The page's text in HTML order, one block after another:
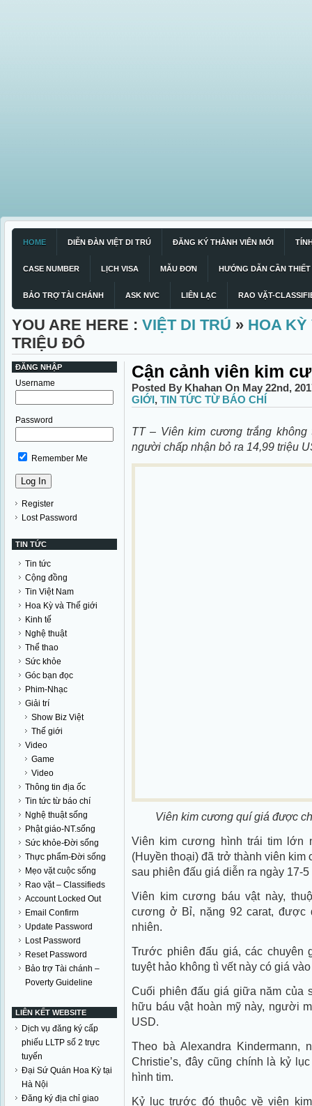
HOME DIỄN ĐÀN VIỆT DI TRÚ ĐĂNG KÝ THÀNH VIÊN MỚI
CASE NUMBER LỊCH VISA MẪU ĐƠN HƯỚNG DẪN CẦN THIẾT
BẢO TRỢ TÀI CHÁNH ASK NVC LIÊN LẠC RAO VẶT-
YOU ARE HERE : VIỆT DI TRÚ » HOA KỲ
TRIỆU ĐÔ
ĐĂNG NHẬP
Username
Password
Remember Me
Register
Lost Password
TIN TỨC
Tin tức
Cộng đồng
Tin Việt Nam
Hoa Kỳ và Thế giới
Kinh tế
Nghệ thuật
Thể thao
Sức khỏe
Góc bạn đọc
Phim-Nhạc
Giải trí
Show Biz Việt
Thế giới
Video
Game
Video
Thông tin địa ốc
Tin tức từ báo chí
Nghệ thuật sống
Phật giáo-NT.sống
Sức khỏe-Đời sống
Thực phẩm-Đời sống
Mẹo vặt cuộc sống
Rao vặt – Classifieds
Account Locked Out
Email Confirm
Update Password
Lost Password
Reset Password
Bảo trợ Tài chánh –
Poverty Guideline
LIÊN KẾT WEBSITE
Dịch vụ đăng ký cấp
phiếu LLTP số 2 trực
tuyến
Đại Sứ Quán Hoa Kỳ tại
Hà Nội
Đăng ký địa chỉ giao
Cận cảnh viên kim
Posted By Khahan On May 22nd,
GIỚI, TIN TỨC TỪ BÁO CHÍ
TT – Viên kim cương trắng
người chấp nhận bỏ ra 14,99 triệu
Viên kim cương quí giá được
Viên kim cương hình trái tim lớn
(Huyền thoại) đã trở thành viên
sau phiên đấu giá diễn ra ngày 17-
Viên kim cương báu vật này,
cương ở Bỉ, nặng 92 carat, được
nhiên.
Trước phiên đấu giá, các
tuyệt hảo không tì vết này có giá
Cuối phiên đấu giá giữa năm của
hữu báu vật hoàn mỹ này, người
USD.
Theo bà Alexandra
Christie’s, đây cũng chính là kỷ
hình tim.
Kỷ lục trước đó thuộc về viên